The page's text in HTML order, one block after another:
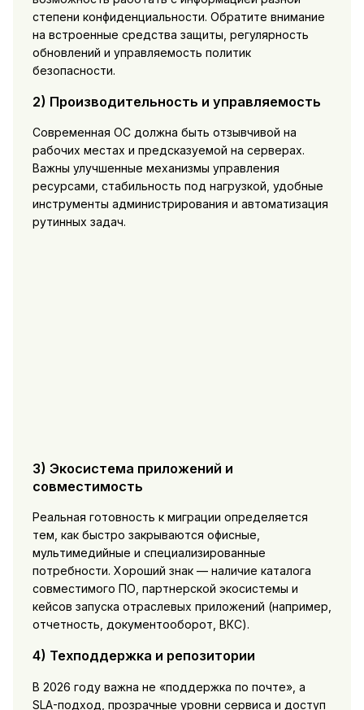
степени конфиденциальности. Обратите внимание
на встроенные средства защиты, регулярность
обновлений и управляемость политик
безопасности.
2) Производительность и управляемость
Современная ОС должна быть отзывчивой на
рабочих местах и предсказуемой на серверах.
Важны улучшенные механизмы управления
ресурсами, стабильность под нагрузкой, удобные
инструменты администрирования и автоматизация
рутинных задач.
3) Экосистема приложений и
совместимость
Реальная готовность к миграции определяется
тем, как быстро закрываются офисные,
мультимедийные и специализированные
потребности. Хороший знак — наличие каталога
совместимого ПО, партнерской экосистемы и
кейсов запуска отраслевых приложений (например,
отчетность, документооборот, ВКС).
4) Техподдержка и репозитории
В 2026 году важна не «поддержка по почте», а
SLA-подход, прозрачные уровни сервиса и доступ